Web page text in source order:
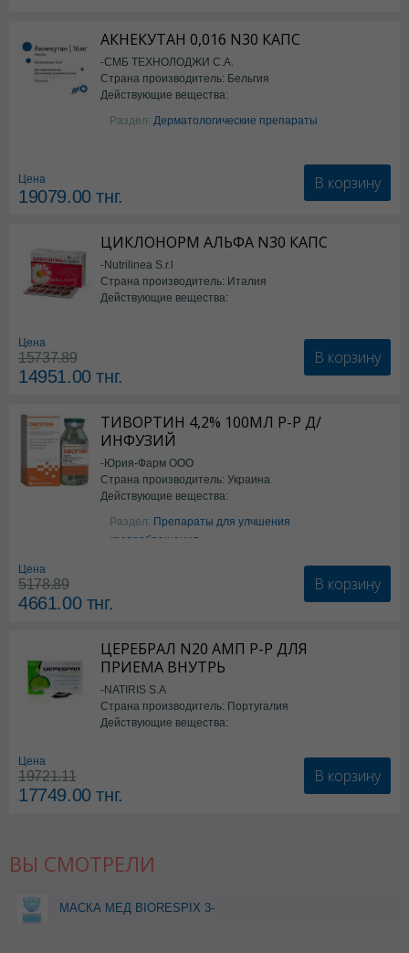
АКНЕКУТАН 0,016 N30 КАПС
-СМБ ТЕХНОЛОДЖИ С.А.
Страна производитель: Бельгия
Действующие вещества:
Изотретиноин
Раздел: Дерматологические препараты
Цена
19079.00тнг.
В корзину
ЦИКЛОНОРМ АЛЬФА N30 КАПС
-Nutrilinea S.r.l
Страна производитель: Италия
Действующие вещества:
Цена
15737.89
14951.00тнг.
В корзину
ТИВОРТИН 4,2% 100МЛ Р-Р Д/
ИНФУЗИЙ
-Юрия-Фарм ООО
Страна производитель: Украина
Действующие вещества:
Аргинин
Раздел: Препараты для улчшения
кровообращения
Цена
5178.89
4661.00тнг.
В корзину
ЦЕРЕБРАЛ N20 АМП Р-Р ДЛЯ
ПРИЕМА ВНУТРЬ
-NATIRIS S.A
Страна производитель: Португалия
Действующие вещества:
Цена
19721.11
17749.00тнг.
В корзину
ВЫ СМОТРЕЛИ
МАСКА МЕД BIORESPIX 3-